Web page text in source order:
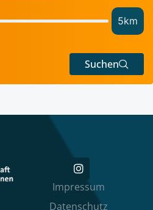
5km
Suchen
Impressum
Datenschutz